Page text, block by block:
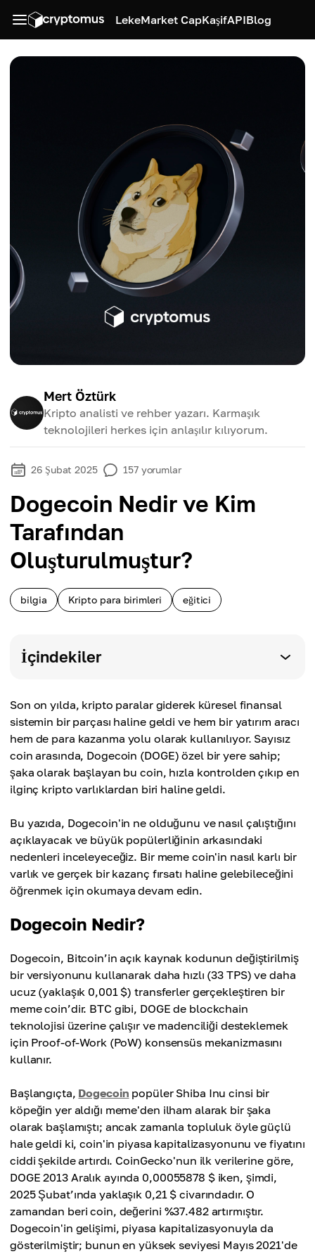
LekeMarket CapKaşifAPIBlog
Mert Öztürk
Kripto analisti ve rehber yazarı. Karmaşık
teknolojileri herkes için anlaşılır kılıyorum.
26 Şubat 2025 157 yorumlar
Dogecoin Nedir ve Kim
Tarafından
Oluşturulmuştur?
bilgia Kripto para birimleri eğitici
İçindekiler
Son on yılda, kripto paralar giderek küresel finansal
sistemin bir parçası haline geldi ve hem bir yatırım aracı
hem de para kazanma yolu olarak kullanılıyor. Sayısız
coin arasında, Dogecoin (DOGE) özel bir yere sahip;
şaka olarak başlayan bu coin, hızla kontrolden çıkıp en
ilginç kripto varlıklardan biri haline geldi.
Bu yazıda, Dogecoin'in ne olduğunu ve nasıl çalıştığını
açıklayacak ve büyük popülerliğinin arkasındaki
nedenleri inceleyeceğiz. Bir meme coin'in nasıl karlı bir
varlık ve gerçek bir kazanç fırsatı haline gelebileceğini
öğrenmek için okumaya devam edin.
Dogecoin Nedir?
Dogecoin, Bitcoin’in açık kaynak kodunun değiştirilmiş
bir versiyonunu kullanarak daha hızlı (33 TPS) ve daha
ucuz (yaklaşık 0,001 $) transferler gerçekleştiren bir
meme coin’dir. BTC gibi, DOGE de blockchain
teknolojisi üzerine çalışır ve madenciliği desteklemek
için Proof-of-Work (PoW) konsensüs mekanizmasını
kullanır.
Başlangıçta, Dogecoin popüler Shiba Inu cinsi bir
köpeğin yer aldığı meme'den ilham alarak bir şaka
olarak başlamıştı; ancak zamanla topluluk öyle güçlü
hale geldi ki, coin'in piyasa kapitalizasyonunu ve fiyatını
ciddi şekilde artırdı. CoinGecko'nun ilk verilerine göre,
DOGE 2013 Aralık ayında 0,00055878 $ iken, şimdi,
2025 Şubat’ında yaklaşık 0,21 $ civarındadır. O
zamandan beri coin, değerini %37.482 artırmıştır.
Dogecoin'in gelişimi, piyasa kapitalizasyonuyla da
gösterilmiştir; bunun en yüksek seviyesi Mayıs 2021'de